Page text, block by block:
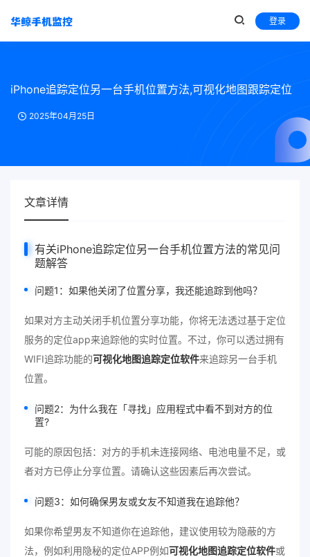
登录
iPhone追踪定位另一台手机位置方法,可视化地图跟踪定位
2025年04月25日
文章详情
有关iPhone追踪定位另一台手机位置方法的常见问
题解答
问题1：如果他关闭了位置分享，我还能追踪到他吗？
如果对方主动关闭手机位置分享功能，你将无法透过基于定位
服务的定位app来追踪他的实时位置。不过，你可以透过拥有
WIFI追踪功能的可视化地图追踪定位软件来追踪另一台手机
位置。
问题2：为什么我在「寻找」应用程式中看不到对方的位
置?
可能的原因包括：对方的手机未连接网络、电池电量不足，或
者对方已停止分享位置。请确认这些因素后再次尝试。
问题3：如何确保男友或女友不知道我在追踪他？
如果你希望男友不知道你在追踪他，建议使用较为隐蔽的方
法，例如利用隐秘的定位APP例如可视化地图追踪定位软件或